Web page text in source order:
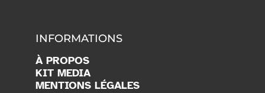
INFORMATIONS
À PROPOS
KIT MEDIA
MENTIONS LÉGALES